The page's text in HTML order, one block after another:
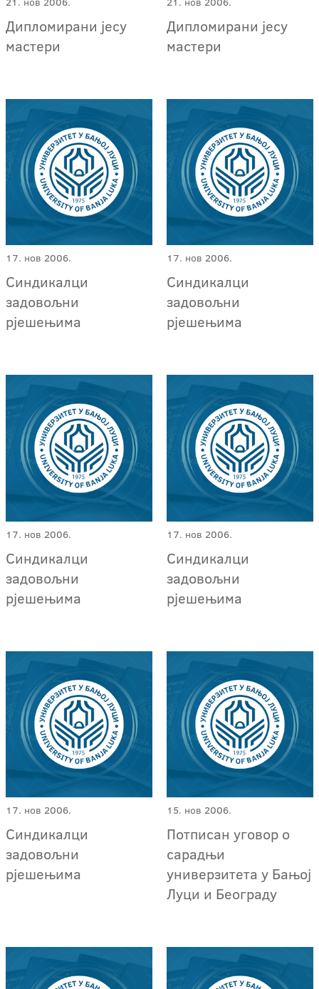
Дипломирани јесу
мастери
Дипломирани јесу
мастери
17. нов 2006.
Синдикалци
задовољни
рјешењима
17. нов 2006.
Синдикалци
задовољни
рјешењима
17. нов 2006.
Синдикалци
задовољни
рјешењима
17. нов 2006.
Синдикалци
задовољни
рјешењима
17. нов 2006.
Синдикалци
задовољни
рјешењима
15. нов 2006.
Потписан уговор о
сарадњи
универзитета у Бањој
Луци и Београду